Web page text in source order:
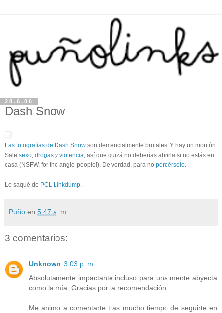
28.6.06
Dash Snow
Las fotografías de Dash Snow son demencialmente brutales. Y hay un montón.
Sale sexo, drogas y violencia, así que quizá no deberías abrirla si no estás en
casa (NSFW, for the anglo-people!). De verdad, para no perdérselo.
Lo saqué de PCL Linkdump.
Puño en 5:47 a. m.
3 comentarios:
Unknown 3:03 p. m.
Absolutamente impactante incluso para una mente abyecta
como la mía. Gracias por la recomendación.
Me animo a comentarte tras mucho tiempo de seguirte en